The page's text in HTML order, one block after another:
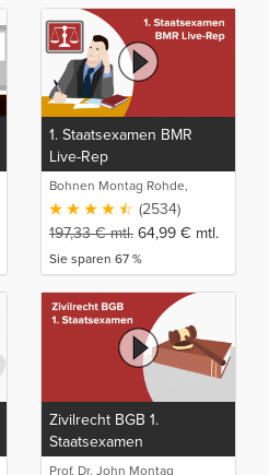
1. Staatsexamen BMR
Live-Rep
Bohnen Montag Rohde,
Juristische Intensivlehrgänge
(2534)
197,33€mtl. 64,99 € mtl.
Sie sparen 67 %
Zivilrecht BGB 1.
Staatsexamen
Prof. Dr. John Montag